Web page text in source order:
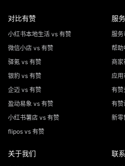
对比有赞
小红书本地生活 vs 有赞
微信小店 vs 有赞
驿氪 vs 有赞
银豹 vs 有赞
企迈 vs 有赞
盈动易象 vs 有赞
小红书薯店 vs 有赞
flipos vs 有赞
服
服务
帮助
商家
应用
有赞
有赞
新零
关于我们 联